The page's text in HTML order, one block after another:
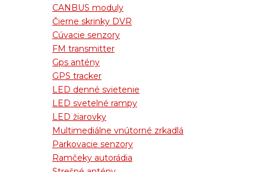
CANBUS moduly
Čierne skrinky DVR
Cúvacie senzory
FM transmitter
Gps antény
GPS tracker
LED denné svietenie
LED svetelné rampy
LED žiarovky
Multimediálne vnútorné zrkadlá
Parkovacie senzory
Ramčeky autorádia